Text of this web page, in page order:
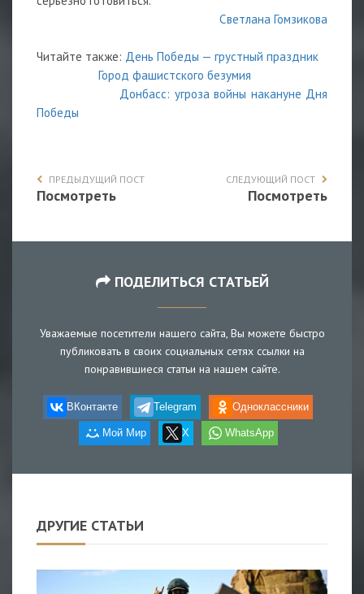
Светлана Гомзикова
Читайте также: День Победы — грустный праздник
Город фашистского безумия
Донбасс: угроза войны накануне Дня
Победы
ПРЕДЫДУЩИЙ ПОСТ
Посмотреть
СЛЕДУЮЩИЙ ПОСТ
Посмотреть
ПОДЕЛИТЬСЯ СТАТЬЕЙ
Уважаемые посетители нашего сайта, Вы можете быстро
публиковать в своих социальных сетях ссылки на
понравившиеся статьи на нашем сайте.
ВКонтакте Telegram Одноклассники
Мой Мир X WhatsApp
ДРУГИЕ СТАТЬИ